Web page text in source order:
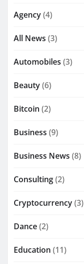
Agency(4)
All News (3)
Automobiles (3)
Beauty(6)
Bitcoin (2)
Business (9)
Business News (8)
Consulting(2)
Cryptocurrency(3)
Dance(2)
Education (11)